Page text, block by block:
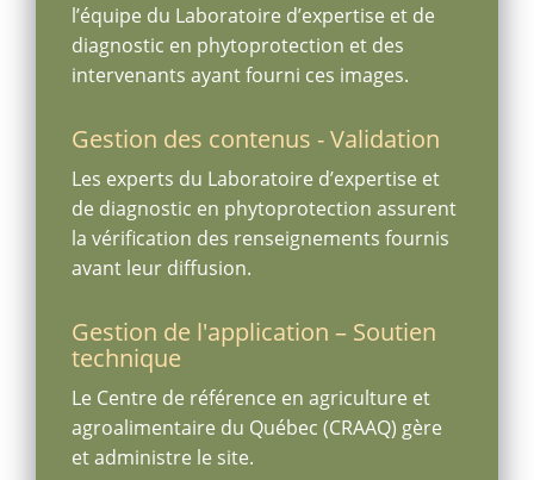
l’équipe du Laboratoire d’expertise et de
diagnostic en phytoprotection et des
intervenants ayant fourni ces images.
Gestion des contenus - Validation
Les experts du Laboratoire d’expertise et
de diagnostic en phytoprotection assurent
la vérification des renseignements fournis
avant leur diffusion.
Gestion de l'application – Soutien
technique
Le Centre de référence en agriculture et
agroalimentaire du Québec (CRAAQ) gère
et administre le site.